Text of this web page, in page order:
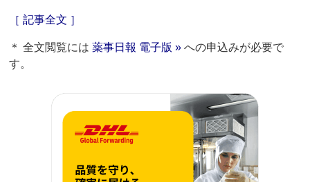
［ 記事全文 ］
＊ 全文閲覧には薬事日報 電子版 » への申込みが必要で
す。